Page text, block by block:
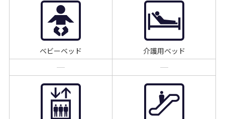
ベビーベッド 介護用ベッド